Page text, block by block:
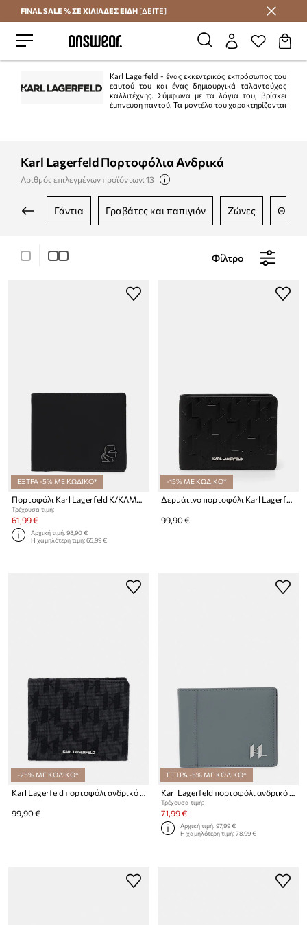
Εξοικονομήστε με το Answear Club
FINAL SALE % ΣΕ ΧΙΛΙΑΔΕΣ ΕΙΔΗ [ΔΕΙΤΕ]
Karl Lagerfeld - ένας εκκεντρικός εκπρόσωπος του
εαυτού του και ένας δημιουργικά ταλαντούχος
καλλιτέχνης. Σύμφωνα με τα λόγια του, βρίσκει
έμπνευση παντού. Τα μοντέλα του χαρακτηρίζονται
Karl Lagerfeld Πορτοφόλια Ανδρικά
Αριθμός επιλεγμένων προϊόντων: 13
γάντια γραβάτες και παπιγιόν ζώνες
Φίλτρο
ΕΞΤΡΑ -5% ΜΕ ΚΩΔΙΚΟ*
Πορτοφόλι Karl Lagerfeld K/KAMEO
Τρέχουσα τιμή:
61,99 €
Αρχική τιμή:98,90 €
Η χαμηλότερη τιμή:65,99 €
-15% ΜΕ ΚΩΔΙΚΟ*
Δερμάτινο πορτοφόλι Karl Lagerfeld K/LOOM
99,90 €
-25% ΜΕ ΚΩΔΙΚΟ*
Karl Lagerfeld πορτοφόλι ανδρικό K/MONOGRAM
99,90 €
ΕΞΤΡΑ -5% ΜΕ ΚΩΔΙΚΟ*
Karl Lagerfeld πορτοφόλι ανδρικό δερμάτινο K/MONOGRAM
Τρέχουσα τιμή:
71,99 €
Αρχική τιμή:97,99 €
Η χαμηλότερη τιμή:78,99 €